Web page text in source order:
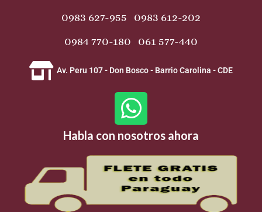
0983 627-955 0983 612-202
0984 770-180 061 577-440
Av. Peru 107 - Don Bosco - Barrio Carolina - CDE
W
h
a
t
s
Habla con nosotros ahora